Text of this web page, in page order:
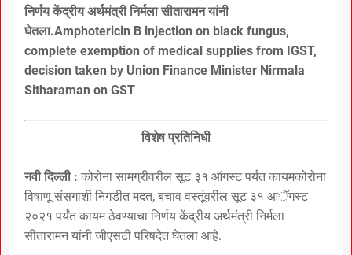
निर्णय केंद्रीय अर्थमंत्री निर्मला सीतारामन यांनी
घेतला.Amphotericin B injection on black fungus,
complete exemption of medical supplies from IGST,
decision taken by Union Finance Minister Nirmala
Sitharaman on GST
विशेष प्रतिनिधी
नवी दिल्ली : कोरोना सामग्रीवरील सूट ३१ ऑगस्ट पर्यंत कायमकोरोना
विषाणू संसगार्शी निगडीत मदत, बचाव वस्तूंवरील सूट ३१ आॅगस्ट
२०२१ पर्यंत कायम ठेवण्याचा निर्णय केंद्रीय अर्थमंत्री निर्मला
सीतारामन यांनी जीएसटी परिषदेत घेतला आहे.